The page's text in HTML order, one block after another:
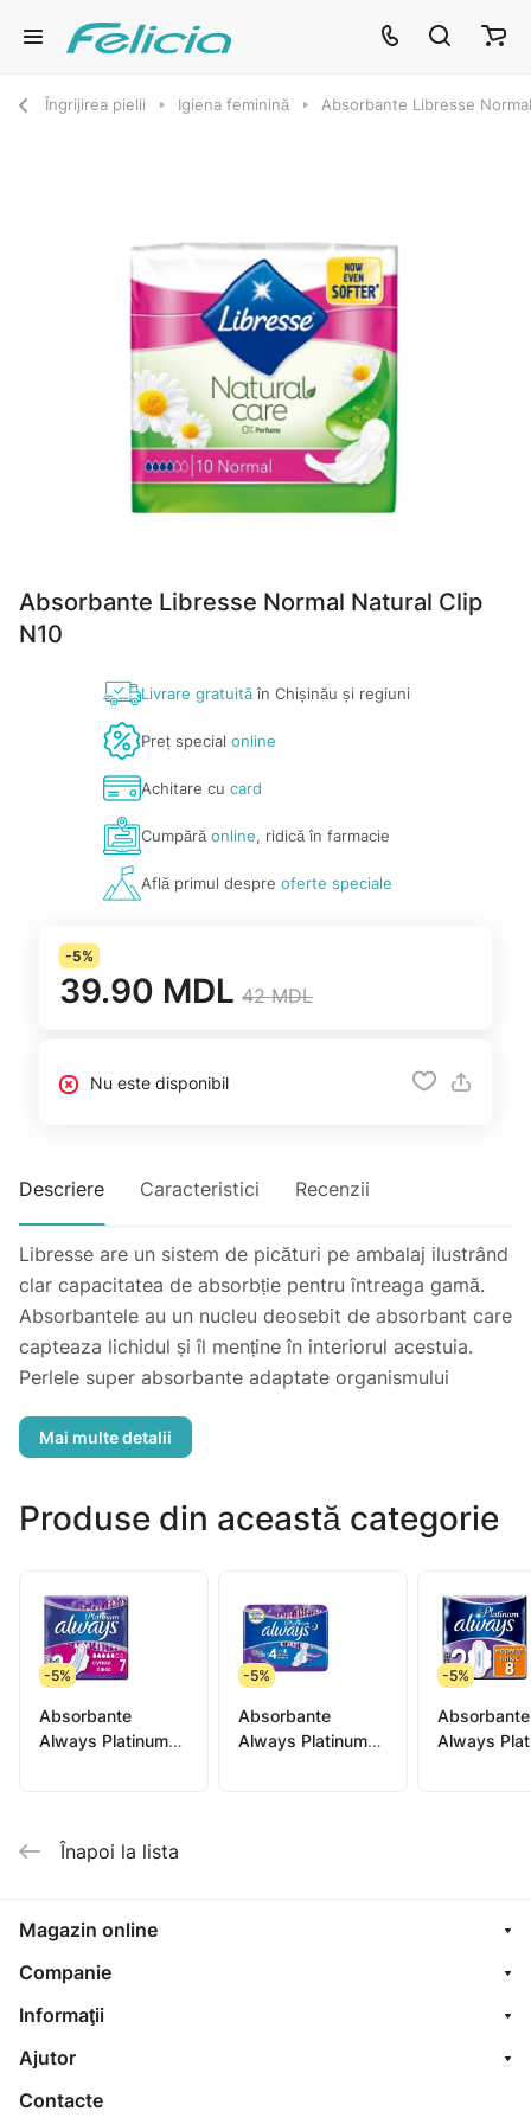
Îngrijirea pielii Igiena feminină Absorbante Libresse
Absorbante Libresse Normal Natural Clip
N10
Livrare gratuităîn Chișinău și regiuni
Preț special online
Achitare cu card
Cumpărăonline, ridică în farmacie
Află primul despre oferte speciale
-5%
39.90 MDL 42 MDL
Nu este disponibil
Descriere Caracteristici Recenzii
Libresse are un sistem de picături pe ambalaj ilustrând
clar capacitatea de absorbție pentru întreaga gamă.
Absorbantele au un nucleu deosebit de absorbant care
capteaza lichidul și îl menține în interiorul acestuia.
Perlele super absorbante adaptate organismului
Produse din această categorie
-5%
Absorbante
Always Platinum
-5%
Absorbante
Always Platinum
-5%
Absorbante
Always
Înapoi la lista
Magazin online
Companie
Informaţii
Ajutor
Contacte